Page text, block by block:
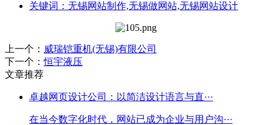
关键词：无锡网站制作,无锡做网站,无锡网站设计
上一个： 威瑞铠重机(无锡)有限公司
下一个：恒宇液压
文章推荐
卓越网页设计公司：以简洁设计语言与直···
在当今数字化时代，网站已成为企业与用户沟···